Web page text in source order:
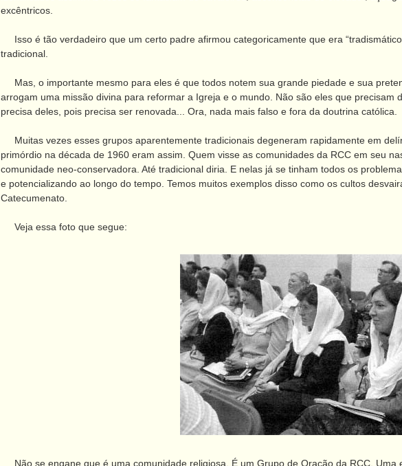
excêntricos.
Isso é tão verdadeiro que um certo padre afirmou categoricamente que era
tradicional.
Mas, o importante mesmo para eles é que todos notem sua grande piedade e sua
arrogam uma missão divina para reformar a Igreja e o mundo. Não são eles que precisam
precisa deles, pois precisa ser renovada... Ora, nada mais falso e fora da doutrina católica.
Muitas vezes esses grupos aparentemente tradicionais degeneram rapidamente em
primórdio na década de 1960 eram assim. Quem visse as comunidades da RCC em seu
comunidade neo-conservadora. Até tradicional diria. E nelas já se tinham todos os
e potencializando ao longo do tempo. Temos muitos exemplos disso como os cultos
Catecumenato.
Veja essa foto que segue:
Não se engane que é uma comunidade religiosa. É um Grupo de Oração da RCC. Uma